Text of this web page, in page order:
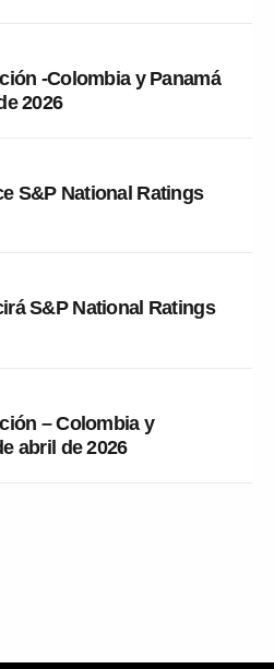
-Colombia y Panamá
2026
S&P National Ratings
S&P National Ratings
– Colombia y
abril de 2026